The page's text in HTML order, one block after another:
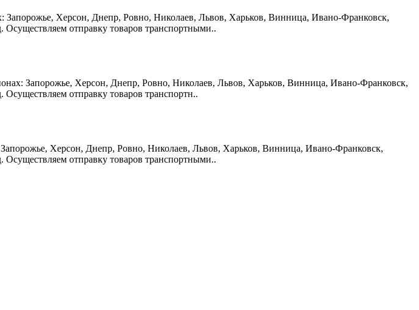
Запорожье, Херсон, Днепр, Ровно, Николаев, Львов, Харьков, Винница, Ивано-Франковск,
отправку товаров транспортными..
Запорожье, Херсон, Днепр, Ровно, Николаев, Львов, Харьков, Винница, Ивано-Франковск,
отправку товаров транспортн..
Херсон, Днепр, Ровно, Николаев, Львов, Харьков, Винница, Ивано-Франковск,
отправку товаров транспортными..